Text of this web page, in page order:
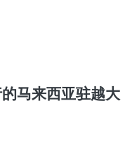
马来西亚驻越大